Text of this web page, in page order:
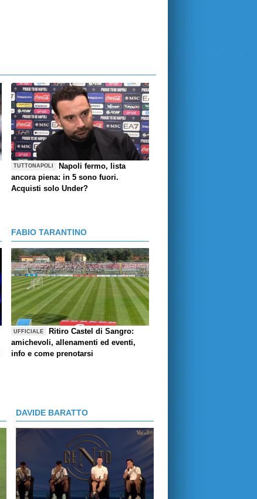
TUTTONAPOLI
Napoli fermo, lista
ancora piena: in 5 sono fuori.
Acquisti solo Under?
FABIO TARANTINO
UFFICIALE
Ritiro Castel di Sangro:
amichevoli, allenamenti ed eventi,
info e come prenotarsi
DAVIDE BARATTO